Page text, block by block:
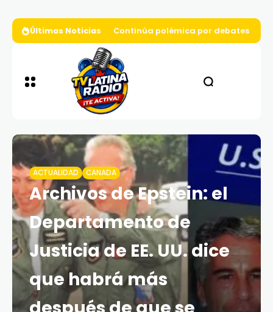
Últimas Noticias Continúa polémica por debates
ACTUALIDAD CANADA
Archivos de Epstein: el
Departamento de
Justicia de EE. UU. dice
que habrá más